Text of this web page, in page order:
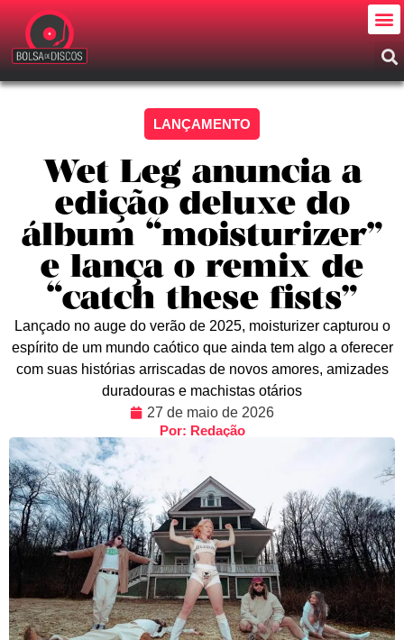
LANÇAMENTO
Wet Leg anuncia a
edição deluxe do
álbum “moisturizer”
e lança o remix de
“catch these fists”
Lançado no auge do verão de 2025, moisturizer capturou o
espírito de um mundo caótico que ainda tem algo a oferecer
com suas histórias arriscadas de novos amores, amizades
duradouras e machistas otários
27 de maio de 2026
Por: Redação